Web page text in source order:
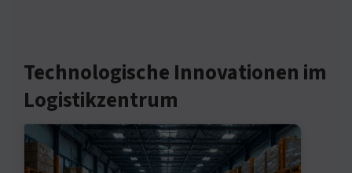
Technologische Innovationen im
Logistikzentrum